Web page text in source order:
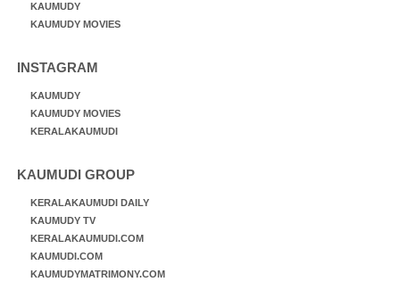
KAUMUDY
KAUMUDY MOVIES
INSTAGRAM
KAUMUDY
KAUMUDY MOVIES
KERALAKAUMUDI
KAUMUDI GROUP
KERALAKAUMUDI DAILY
KAUMUDY TV
KERALAKAUMUDI.COM
KAUMUDI.COM
KAUMUDYMATRIMONY.COM